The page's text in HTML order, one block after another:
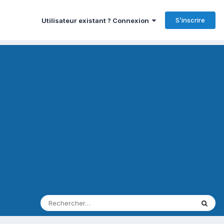
Utilisateur existant ? Connexion S’inscrire